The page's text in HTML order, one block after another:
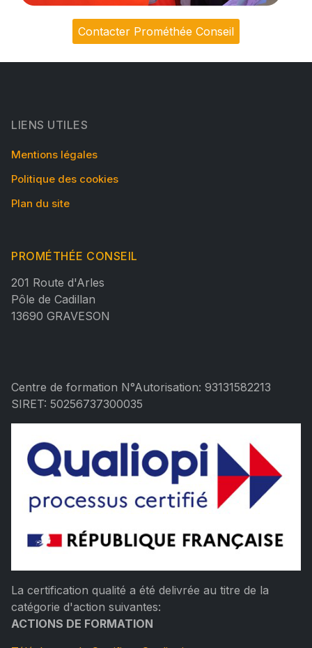
Contacter Prométhée Conseil
LIENS UTILES
Mentions légales
Politique des cookies
Plan du site
PROMÉTHÉE CONSEIL
201 Route d'Arles
Pôle de Cadillan
13690 GRAVESON
Centre de formation N°Autorisation: 93131582213
SIRET: 50256737300035
La certification qualité a été delivrée au titre de la
catégorie d'action suivantes:
ACTIONS DE FORMATION